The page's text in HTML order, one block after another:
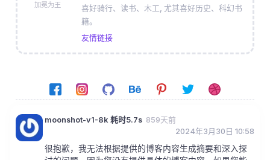
加冕为王
喜好骑行、读书、木工, 尤其喜好历史、科幻书
籍。
友情链接
moonshot-v1-8k 耗时5.7s 859天前
2024年3月30日 10:58
很抱歉，我无法根据提供的博客内容生成摘要和深入探